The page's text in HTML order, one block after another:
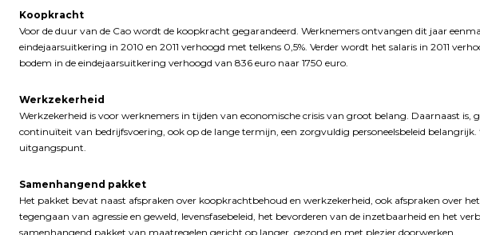
Koopkracht
Voor de duur van de Cao wordt de koopkracht gegarandeerd. Werknemers ontvangen dit jaar
eindejaarsuitkering in 2010 en 2011 verhoogd met telkens 0,5%. Verder wordt het salaris in 2011
bodem in de eindejaarsuitkering verhoogd van 836 euro naar 1750 euro.
Werkzekerheid
Werkzekerheid is voor werknemers in tijden van economische crisis van groot belang. Daarnaast is,
continuïteit van bedrijfsvoering, ook op de lange termijn, een zorgvuldig personeelsbeleid belangrijk.
uitgangspunt.
Samenhangend pakket
Het pakket bevat naast afspraken over koopkrachtbehoud en werkzekerheid, ook afspraken over
tegengaan van agressie en geweld, levensfasebeleid, het bevorderen van de inzetbaarheid en het
samenhangend pakket van maatregelen gericht op langer, gezond en met plezier doorwerken.